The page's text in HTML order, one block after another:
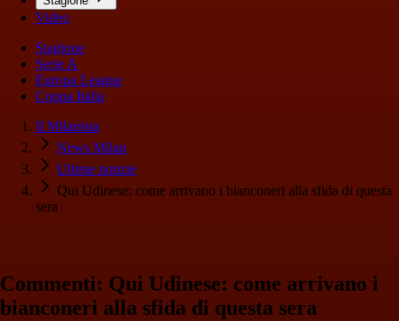
Video
Stagione
Serie A
Europa League
Coppa Italia
Il Milanista
News Milan
Ultime notizie
Qui Udinese: come arrivano i bianconeri alla sfida di questa
sera
Commenti: Qui Udinese: come arrivano i
bianconeri alla sfida di questa sera